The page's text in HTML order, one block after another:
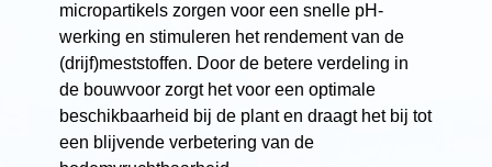
micropartikels zorgen voor een snelle pH-
werking en stimuleren het rendement van de
(drijf)meststoffen. Door de betere verdeling in
de bouwvoor zorgt het voor een optimale
beschikbaarheid bij de plant en draagt het bij tot
een blijvende verbetering van de